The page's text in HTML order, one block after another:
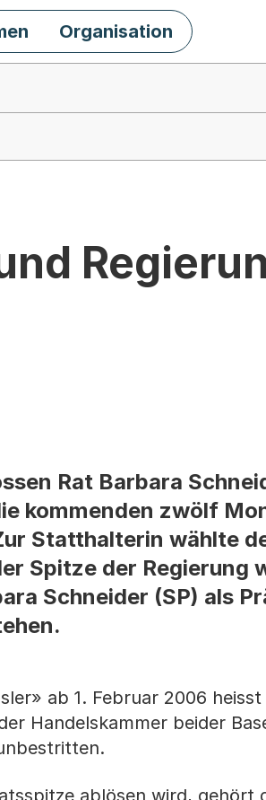
Organisation
Rat Barbara
kommenden zwölf
Statthalterin wählte
Spitze der Regierung
Schneider (SP) als
ab 1. Februar 2006 heisst
Handelskammer beider
ablösen wird, gehört